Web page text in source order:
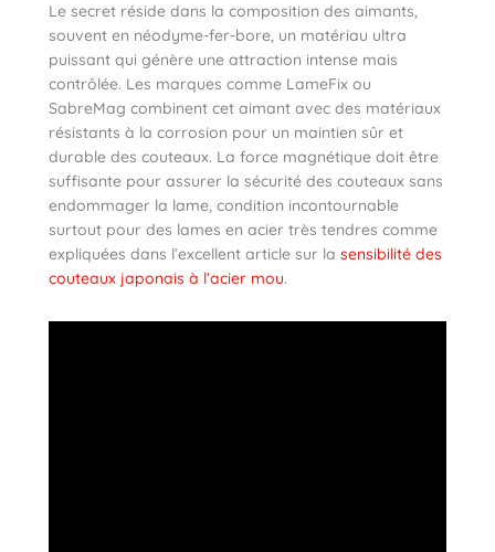
Le secret réside dans la composition des aimants,
souvent en néodyme-fer-bore, un matériau ultra
puissant qui génère une attraction intense mais
contrôlée. Les marques comme LameFix ou
SabreMag combinent cet aimant avec des matériaux
résistants à la corrosion pour un maintien sûr et
durable des couteaux. La force magnétique doit être
suffisante pour assurer la sécurité des couteaux sans
endommager la lame, condition incontournable
surtout pour des lames en acier très tendres comme
expliquées dans l’excellent article sur la sensibilité des
couteaux japonais à l’acier mou.